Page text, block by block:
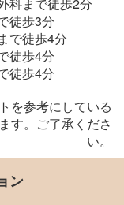
徒歩3分
で徒歩4分
徒歩4分
徒歩4分
を参考にしている
す。ご了承くださ
い。
ン